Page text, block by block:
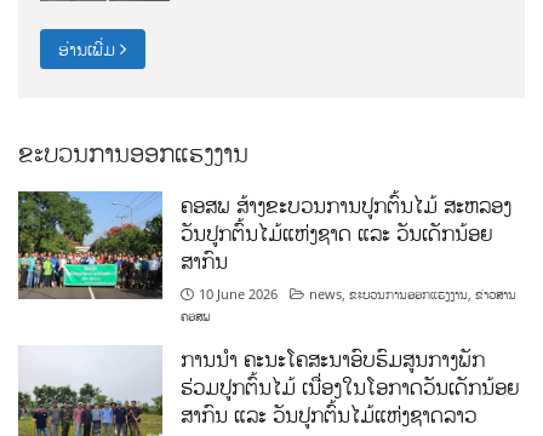
ອ່ານເພີ່ມ
ຂະບວນການອອກແຮງງານ
ຄອສພ ສ້າງຂະບວນການປູກຕົ້ນໄມ້ ສະຫລອງ
ວັນປູກຕົ້ນໄມ້ແຫ່ງຊາດ ແລະ ວັນເດັກນ້ອຍ
ສາກົນ
10 June 2026 news ,ຂະບວນການອອກແຮງງານ ,ຂ່າວສານ
ຄອສພ
ການນໍາ ຄະນະໂຄສະນາອົບຮົມສູນກາງພັກ
ຮ່ວມປູກຕົ້ນໄມ້ ເນື່ອງໃນໂອກາດວັນເດັກນ້ອຍ
ສາກົນ ແລະ ວັນປູກຕົ້ນໄມ້ແຫ່ງຊາດລາວ